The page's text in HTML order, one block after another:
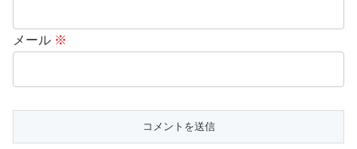
メール ※